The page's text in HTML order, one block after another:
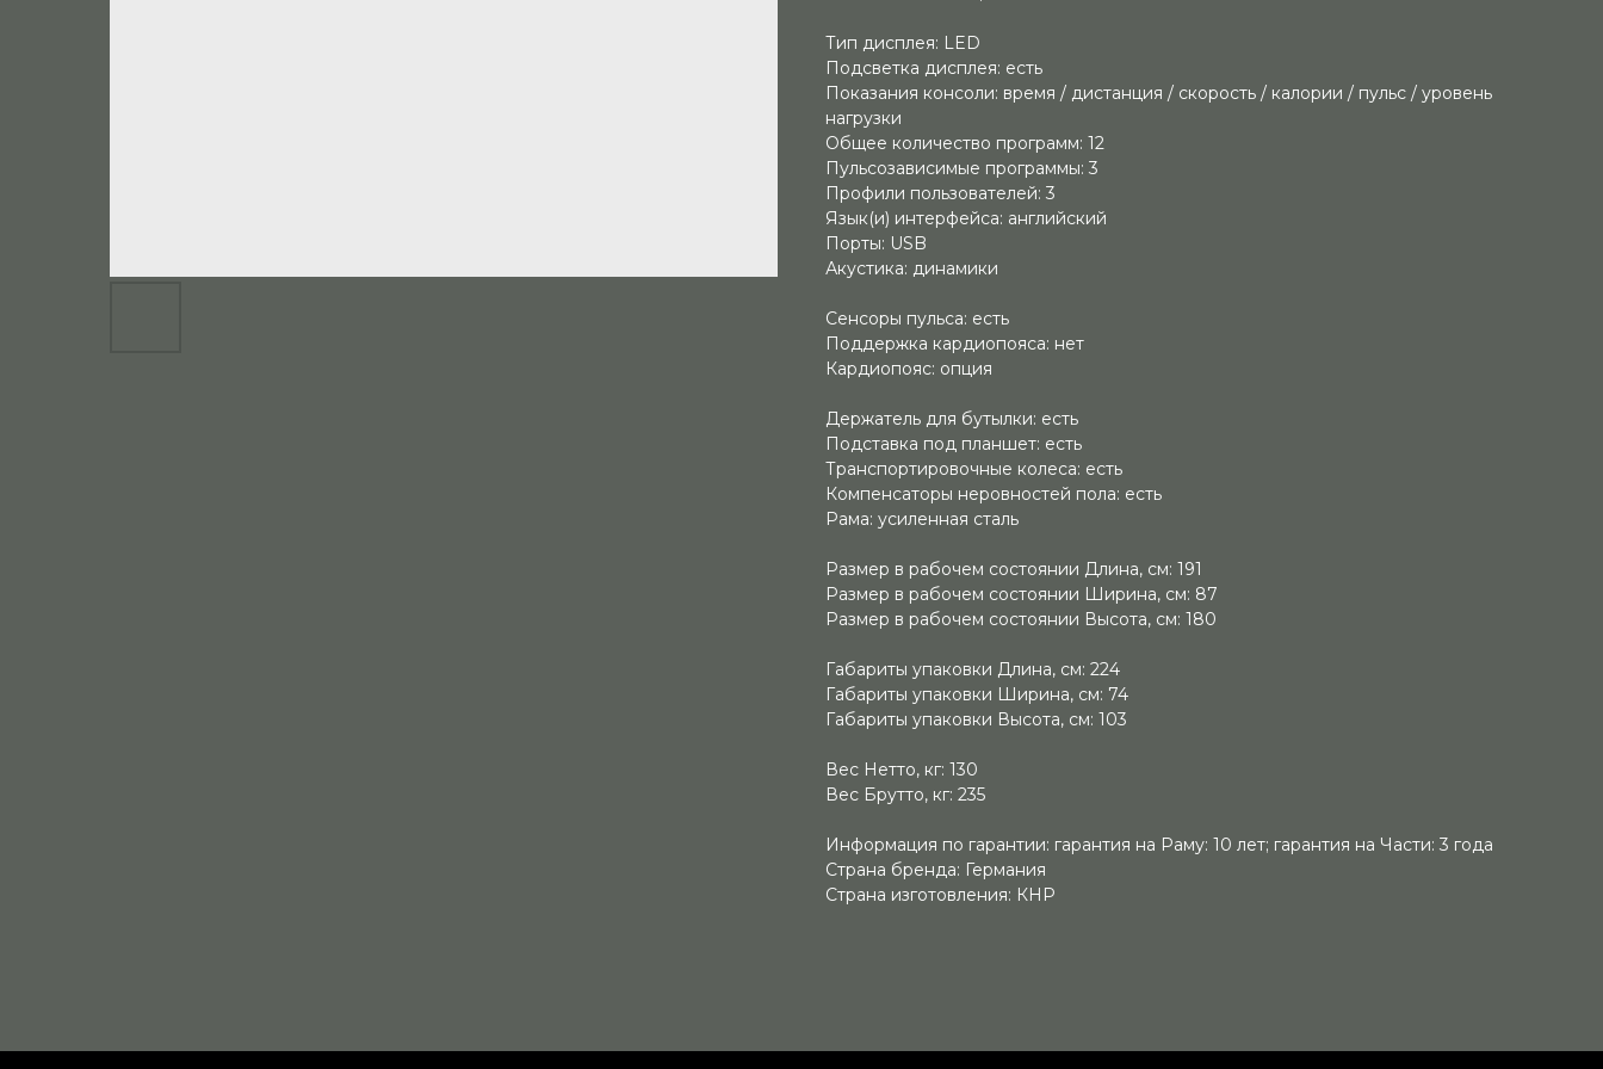
Тип дисплея: LED
Подсветка дисплея: есть
Показания консоли: время / дистанция / скорость / калории / пульс / уровень
нагрузки
Общее количество программ: 12
Пульсозависимые программы: 3
Профили пользователей: 3
Язык(и) интерфейса: английский
Порты: USB
Акустика: динамики
Сенсоры пульса: есть
Поддержка кардиопояса: нет
Кардиопояс: опция
Держатель для бутылки: есть
Подставка под планшет: есть
Транспортировочные колеса: есть
Компенсаторы неровностей пола: есть
Рама: усиленная сталь
Размер в рабочем состоянии Длина, см: 191
Размер в рабочем состоянии Ширина, см: 87
Размер в рабочем состоянии Высота, см: 180
Габариты упаковки Длина, см: 224
Габариты упаковки Ширина, см: 74
Габариты упаковки Высота, см: 103
Вес Нетто, кг: 130
Вес Брутто, кг: 235
Информация по гарантии: гарантия на Раму: 10 лет; гарантия на Части: 3 года
Страна бренда: Германия
Страна изготовления: КНР